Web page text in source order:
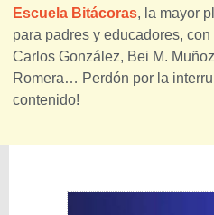
Escuela Bitácoras, la mayor
para padres y educadores,
Carlos González, Bei M.
Romera… Perdón por la
contenido!